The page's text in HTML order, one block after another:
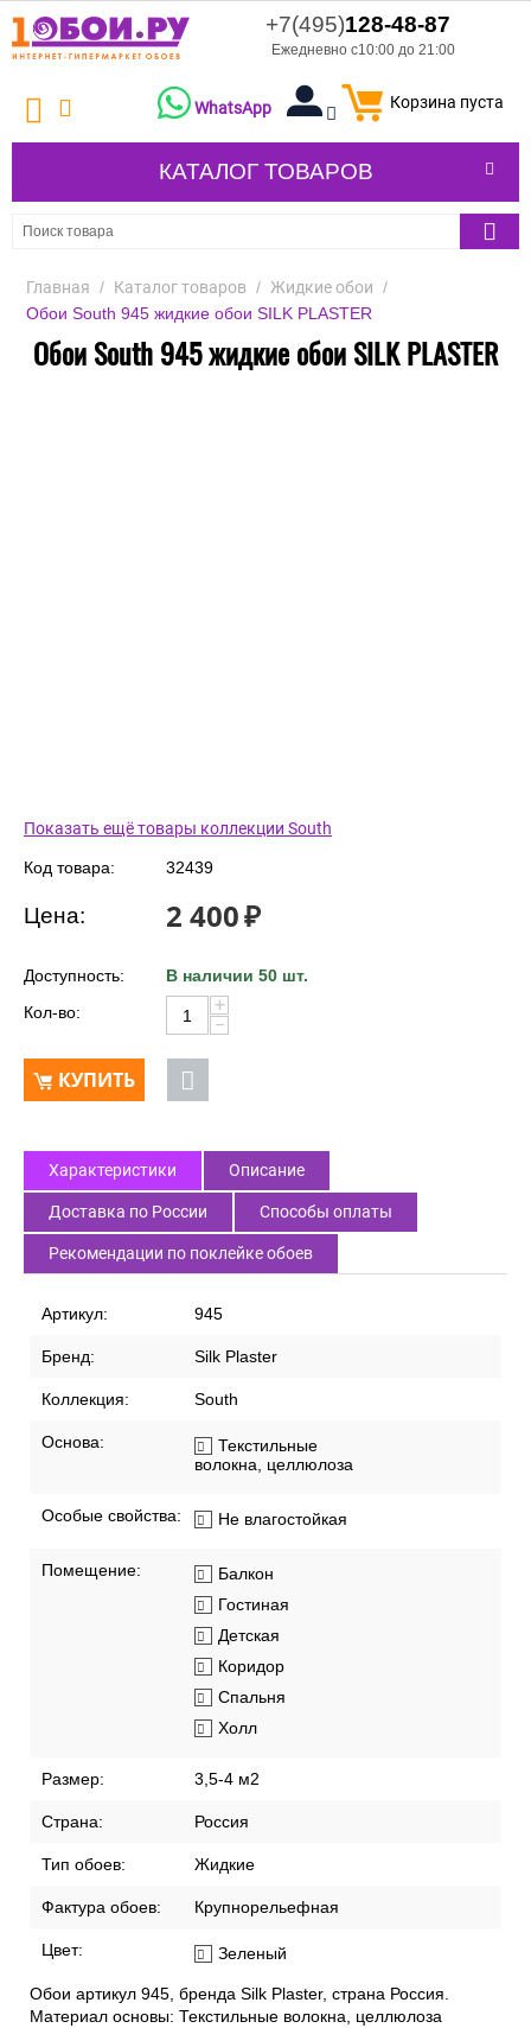
+7(495)128-48-87
Ежедневно с10:00 до 21:00
Корзина пуста
WhatsApp
КАТАЛОГ ТОВАРОВ
Главная / Каталог товаров / Жидкие обои /
Обои South 945 жидкие обои SILK PLASTER
Обои South 945 жидкие обои SILK PLASTER
Показать ещё товары коллекции South
Код товара: 32439
Цена: 2 400₽
Доступность:
В наличии 50 шт.
Кол-во:
+
−
КУПИТЬ
Характеристики Описание
Доставка по России Способы оплаты
Рекомендации по поклейке обоев
Артикул: 945
Бренд: Silk Plaster
Коллекция: South
Основа:
Текстильные
волокна, целлюлоза
Особые свойства: Не влагостойкая
Помещение:
Балкон
Гостиная
Детская
Коридор
Спальня
Холл
Размер: 3,5-4 м2
Страна: Россия
Тип обоев: Жидкие
Фактура обоев: Крупнорельефная
Цвет: Зеленый
Обои артикул 945, бренда Silk Plaster, страна Россия.
Материал основы: Текстильные волокна, целлюлоза